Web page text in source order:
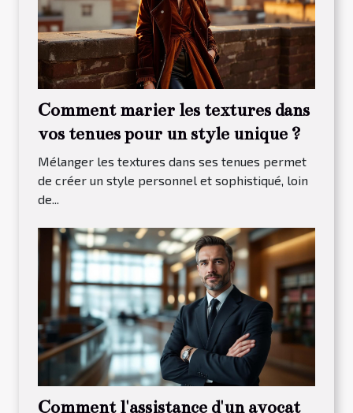
Comment marier les textures dans
vos tenues pour un style unique ?
Mélanger les textures dans ses tenues permet
de créer un style personnel et sophistiqué, loin
de...
Comment l'assistance d'un avocat